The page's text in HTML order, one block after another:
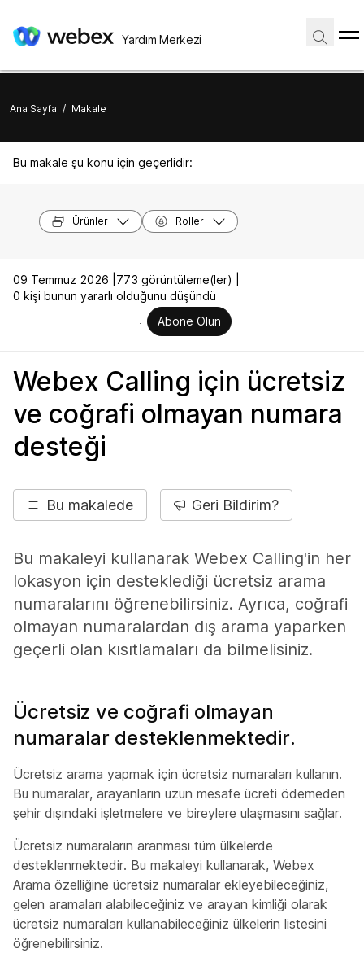
Yardım Merkezi
Ana Sayfa / Makale
Bu makale şu konu için geçerlidir:
Ürünler Roller
09 Temmuz 2026 | 773 görüntüleme(ler) |
0 kişi bunun yararlı olduğunu düşündü
Abone Olun
Webex Calling için ücretsiz
ve coğrafi olmayan numara
desteği
Bu makalede Geri Bildirim?
Bu makaleyi kullanarak Webex Calling'in her
lokasyon için desteklediği ücretsiz arama
numaralarını öğrenebilirsiniz. Ayrıca, coğrafi
olmayan numaralardan dış arama yaparken
geçerli olan kısıtlamaları da bilmelisiniz.
Ücretsiz ve coğrafi olmayan
numaralar desteklenmektedir.
Ücretsiz arama yapmak için ücretsiz numaraları kullanın.
Bu numaralar, arayanların uzun mesafe ücreti ödemeden
şehir dışındaki işletmelere ve bireylere ulaşmasını sağlar.
Ücretsiz numaraların aranması tüm ülkelerde
desteklenmektedir. Bu makaleyi kullanarak, Webex
Arama özelliğine ücretsiz numaralar ekleyebileceğiniz,
gelen aramaları alabileceğiniz ve arayan kimliği olarak
ücretsiz numaraları kullanabileceğiniz ülkelerin listesini
öğrenebilirsiniz.